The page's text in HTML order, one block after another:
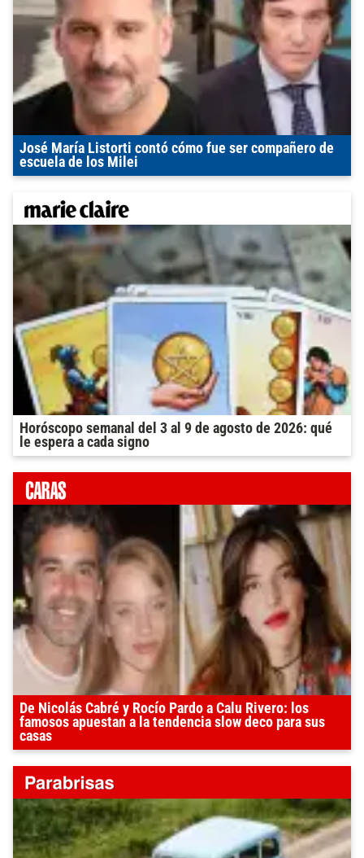
José María Listorti contó cómo fue ser compañero de
escuela de los Milei
Horóscopo semanal del 3 al 9 de agosto de 2026: qué
le espera a cada signo
De Nicolás Cabré y Rocío Pardo a Calu Rivero: los
famosos apuestan a la tendencia slow deco para sus
casas